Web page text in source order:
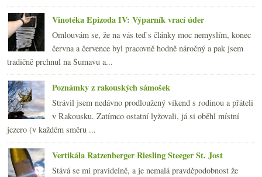
Vinotéka Epizoda IV: Výparník vrací úder
Omlouvám se, že na vás teď s články moc nemyslím, konec
června a července byl pracovně hodně náročný a pak jsem
tradičně prchnul na Šumavu a...
Poznámky z rakouských sámošek
Strávil jsem nedávno prodloužený víkend s rodinou a přáteli
v Rakousku. Zatímco ostatní lyžovali, já si oběhl místní
jezero (v každém směru ...
Vertikála Ratzenberger Riesling Steeger St. Jost
Stává se mi pravidelně, a je nemalá pravděpodobnost že